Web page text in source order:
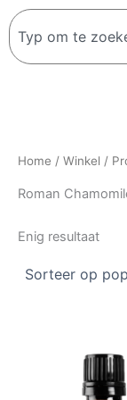
Zoeken
Home / Winkel /
Roman
Enig resultaat